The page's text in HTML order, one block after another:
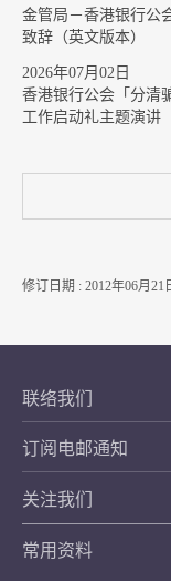
金管局－香港银行公
致辞（英文版本）
2026年07月02日
香港银行公会「分清
工作启动礼主题演讲
修订日期 : 2012年06月21
联络我们
订阅电邮通知
关注我们
常用资料